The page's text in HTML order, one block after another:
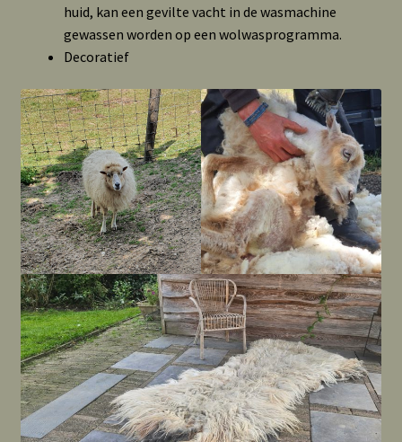
huid, kan een gevilte vacht in de wasmachine
gewassen worden op een wolwasprogramma.
Decoratief